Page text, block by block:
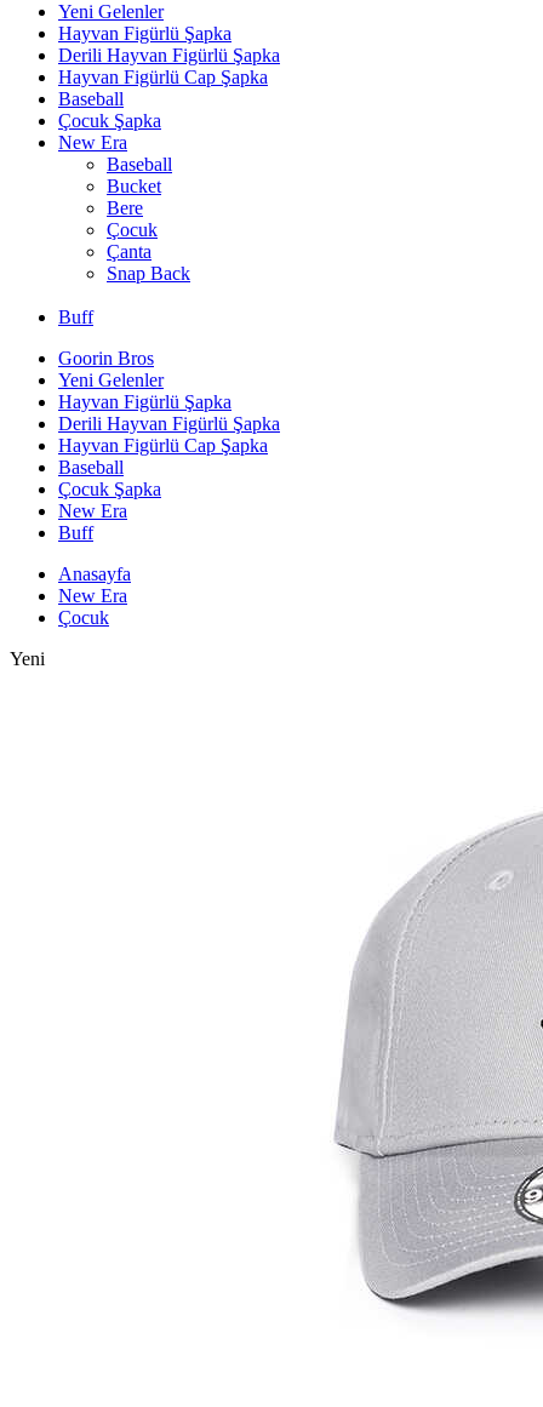
Yeni Gelenler
Hayvan Figürlü Şapka
Derili Hayvan Figürlü Şapka
Hayvan Figürlü Cap Şapka
Baseball
Çocuk Şapka
New Era
Baseball
Bucket
Bere
Çocuk
Çanta
Snap Back
Buff
Goorin Bros
Yeni Gelenler
Hayvan Figürlü Şapka
Derili Hayvan Figürlü Şapka
Hayvan Figürlü Cap Şapka
Baseball
Çocuk Şapka
New Era
Buff
Anasayfa
New Era
Çocuk
Yeni